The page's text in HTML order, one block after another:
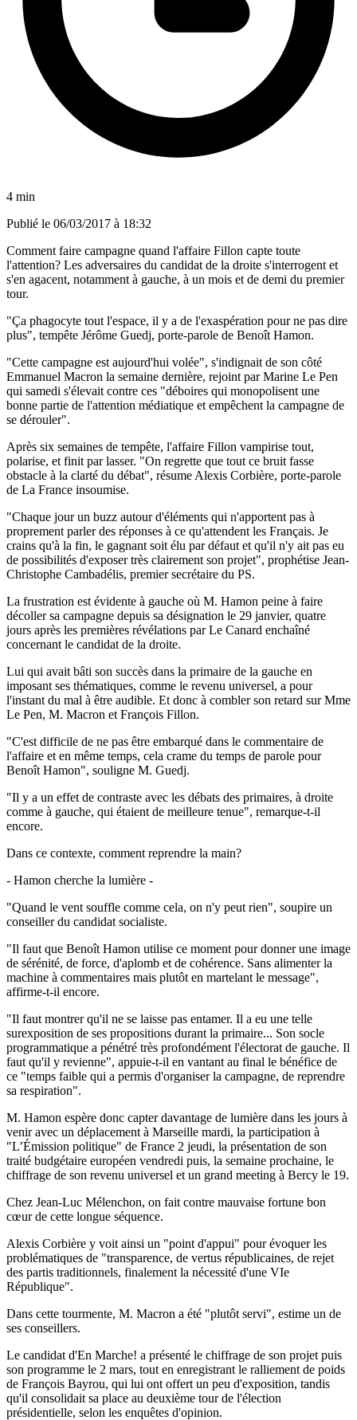
4 min
Publié le 06/03/2017 à 18:32
Comment faire campagne quand l'affaire Fillon capte toute
l'attention? Les adversaires du candidat de la droite s'interrogent et
s'en agacent, notamment à gauche, à un mois et de demi du premier
tour.
"Ça phagocyte tout l'espace, il y a de l'exaspération pour ne pas dire
plus", tempête Jérôme Guedj, porte-parole de Benoît Hamon.
"Cette campagne est aujourd'hui volée", s'indignait de son côté
Emmanuel Macron la semaine dernière, rejoint par Marine Le Pen
qui samedi s'élevait contre ces "déboires qui monopolisent une
bonne partie de l'attention médiatique et empêchent la campagne de
se dérouler".
Après six semaines de tempête, l'affaire Fillon vampirise tout,
polarise, et finit par lasser. "On regrette que tout ce bruit fasse
obstacle à la clarté du débat", résume Alexis Corbière, porte-parole
de La France insoumise.
"Chaque jour un buzz autour d'éléments qui n'apportent pas à
proprement parler des réponses à ce qu'attendent les Français. Je
crains qu'à la fin, le gagnant soit élu par défaut et qu'il n'y ait pas eu
de possibilités d'exposer très clairement son projet", prophétise Jean-
Christophe Cambadélis, premier secrétaire du PS.
La frustration est évidente à gauche où M. Hamon peine à faire
décoller sa campagne depuis sa désignation le 29 janvier, quatre
jours après les premières révélations par Le Canard enchaîné
concernant le candidat de la droite.
Lui qui avait bâti son succès dans la primaire de la gauche en
imposant ses thématiques, comme le revenu universel, a pour
l'instant du mal à être audible. Et donc à combler son retard sur Mme
Le Pen, M. Macron et François Fillon.
"C'est difficile de ne pas être embarqué dans le commentaire de
l'affaire et en même temps, cela crame du temps de parole pour
Benoît Hamon", souligne M. Guedj.
"Il y a un effet de contraste avec les débats des primaires, à droite
comme à gauche, qui étaient de meilleure tenue", remarque-t-il
encore.
Dans ce contexte, comment reprendre la main?
- Hamon cherche la lumière -
"Quand le vent souffle comme cela, on n'y peut rien", soupire un
conseiller du candidat socialiste.
"Il faut que Benoît Hamon utilise ce moment pour donner une image
de sérénité, de force, d'aplomb et de cohérence. Sans alimenter la
machine à commentaires mais plutôt en martelant le message",
affirme-t-il encore.
"Il faut montrer qu'il ne se laisse pas entamer. Il a eu une telle
surexposition de ses propositions durant la primaire... Son socle
programmatique a pénétré très profondément l'électorat de gauche. Il
faut qu'il y revienne", appuie-t-il en vantant au final le bénéfice de
ce "temps faible qui a permis d'organiser la campagne, de reprendre
sa respiration".
M. Hamon espère donc capter davantage de lumière dans les jours à
venir avec un déplacement à Marseille mardi, la participation à
"L’Émission politique" de France 2 jeudi, la présentation de son
traité budgétaire européen vendredi puis, la semaine prochaine, le
chiffrage de son revenu universel et un grand meeting à Bercy le 19.
Chez Jean-Luc Mélenchon, on fait contre mauvaise fortune bon
cœur de cette longue séquence.
Alexis Corbière y voit ainsi un "point d'appui" pour évoquer les
problématiques de "transparence, de vertus républicaines, de rejet
des partis traditionnels, finalement la nécessité d'une VIe
République".
Dans cette tourmente, M. Macron a été "plutôt servi", estime un de
ses conseillers.
Le candidat d'En Marche! a présenté le chiffrage de son projet puis
son programme le 2 mars, tout en enregistrant le ralliement de poids
de François Bayrou, qui lui ont offert un peu d'exposition, tandis
qu'il consolidait sa place au deuxième tour de l'élection
présidentielle, selon les enquêtes d'opinion.